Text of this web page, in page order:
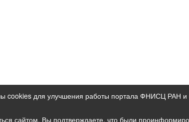
персональных данных
cookies для улучшения работы портала ФНИСЦ РАН и
сайтом, Вы подтверждаете, что были